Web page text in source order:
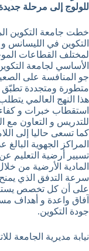
للولوج إلى مرحلة
خطت جامعة التكوين
التكوين في الليسانس
لمختلف القطاعات
الأساسي لجامعة
جو المنافسة على
متطورة ومتجددة تطبّق
هذا النهج العالمي
استقطاب خبرات و
للتدريس و التعاون مع
كما تسعى حاليا إلى
تسيير أرضية التعليم
المادية الأرضية من
سرعة التدفق الذي يمنح
على أن كل تخصص
آفاق واعدة و أهداف
جودة التكوين.
نيابة مديرية الجامعة